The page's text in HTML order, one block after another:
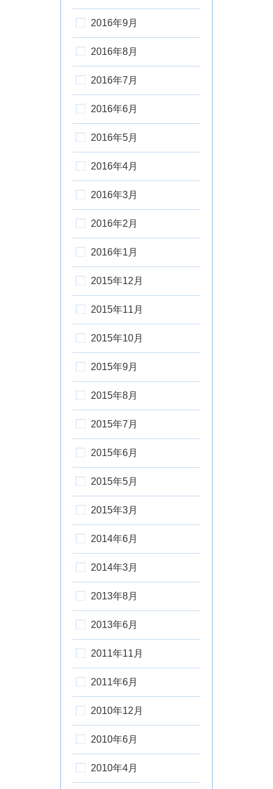
2016年9月
2016年8月
2016年7月
2016年6月
2016年5月
2016年4月
2016年3月
2016年2月
2016年1月
2015年12月
2015年11月
2015年10月
2015年9月
2015年8月
2015年7月
2015年6月
2015年5月
2015年3月
2014年6月
2014年3月
2013年8月
2013年6月
2011年11月
2011年6月
2010年12月
2010年6月
2010年4月